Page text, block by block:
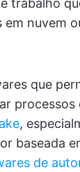
trabalho
nuvem
que
processos
,
baseada
de